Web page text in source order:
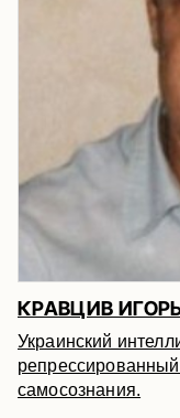
КРАВЦИВ
Украинский
самосознания.